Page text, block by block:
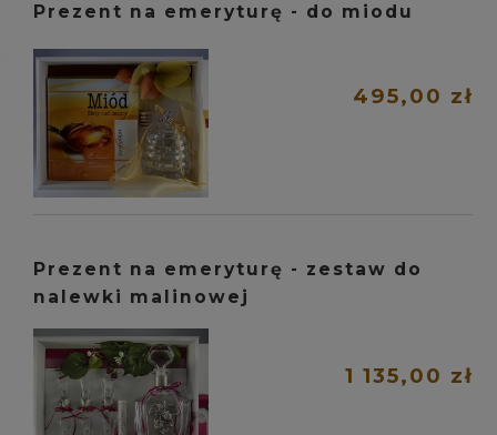
Prezent na emeryturę - do miodu
495,00 zł
Prezent na emeryturę - zestaw do
nalewki malinowej
1 135,00 zł